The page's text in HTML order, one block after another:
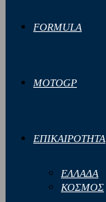
FORMULA
MOTOGP
ΕΠΙΚΑΙΡΟΤΗΤΑ
ΕΛΛΑΔΑ
ΚΟΣΜΟΣ